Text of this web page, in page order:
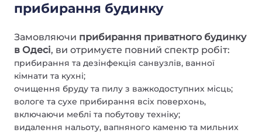
прибирання будинку
Замовляючи прибирання приватного будинку
в Одесі, ви отримуєте повний спектр робіт:
прибирання та дезінфекція санвузлів, ванної
кімнати та кухні;
очищення бруду та пилу з важкодоступних місць;
вологе та сухе прибирання всіх поверхонь,
включаючи меблі та побутову техніку;
видалення нальоту, вапняного каменю та мильних